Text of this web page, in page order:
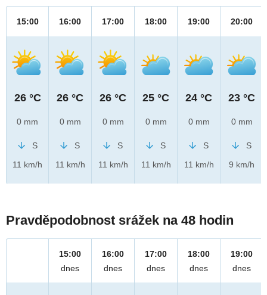
15:00
26 °C
0 mm
S
11 km/h
16:00
26 °C
0 mm
S
11 km/h
17:00
26 °C
0 mm
S
11 km/h
18:00
25 °C
0 mm
S
11 km/h
19:00
24 °C
0 mm
S
11 km/h
20:00
23 °C
0 mm
S
9 km/h
Pravděpodobnost srážek na 48 hodin
15:00
dnes
16:00
dnes
17:00
dnes
18:00
dnes
19:00
dnes